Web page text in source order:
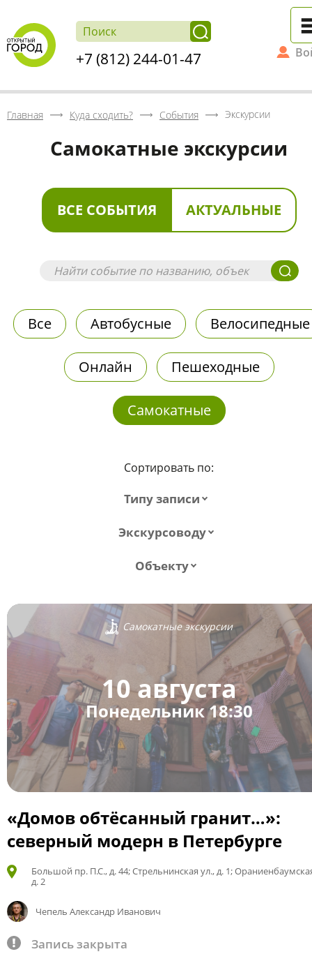
+7 (812) 244-01-47
Главная Куда сходить? События Экскурсии
Самокатные экскурсии
ВСЕ СОБЫТИЯ АКТУАЛЬНЫЕ
Все Автобусные Велосипедные
Онлайн Пешеходные
Самокатные
Сортировать по:
Типу записи
Экскурсоводу
Объекту
Самокатные экскурсии
10 августа
Понедельник 18:30
«Домов обтёсанный гранит…»:
северный модерн в Петербурге
Большой пр. П.С., д. 44; Стрельнинская ул., д. 1;
д. 2
Чепель Александр Иванович
Запись закрыта